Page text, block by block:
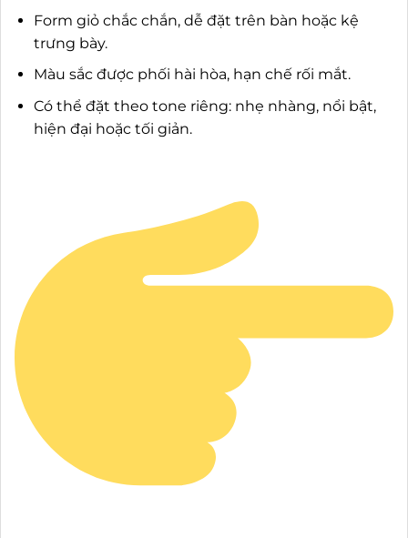
Form giỏ chắc chắn, dễ đặt trên bàn hoặc kệ
trưng bày.
Màu sắc được phối hài hòa, hạn chế rối mắt.
Có thể đặt theo tone riêng: nhẹ nhàng, nổi bật,
hiện đại hoặc tối giản.